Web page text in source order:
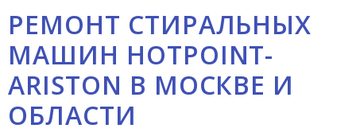
РЕМОНТ СТИРАЛЬНЫХ
МАШИН HOTPOINT-
ARISTON В МОСКВЕ И
ОБЛАСТИ